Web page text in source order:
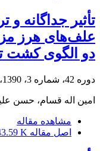
تأثیر جداگانه
دو الگوی کشت
دوره 42، شماره 3، 1390، صفحه
امین اله قسام، حسن
مشاهده مقاله
اصل مقاله K